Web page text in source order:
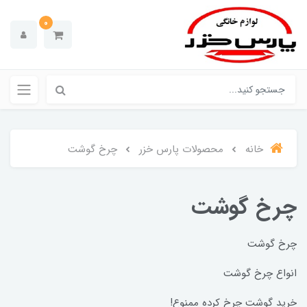
0
خانه محصولات پارس خزر چرخ گوشت
چرخ گوشت
چرخ گوشت
انواع چرخ گوشت
خرید گوشت چرخ کرده ممنوع!